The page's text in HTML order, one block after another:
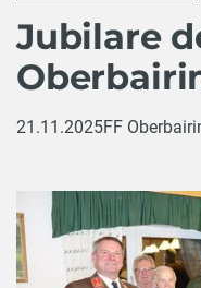
Jubilare
21.11.2025FF